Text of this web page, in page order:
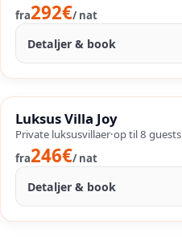
fra292€/nat
Detaljer & book
SALES
OP TIL−47%
Luksus Villa Joy
Private luksusvillaer·op til8 guests
fra246€/nat
Detaljer & book